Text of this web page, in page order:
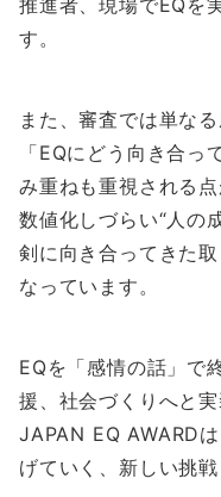
す。
また、審査では単な
「EQにどう向き合
み重ねも重視される点
数値化しづらい“人の
剣に向き合ってきた
なっています。
EQを「感情の話」で
援、社会づくりへと実
JAPAN EQ AWARD
げていく、新しい挑戦